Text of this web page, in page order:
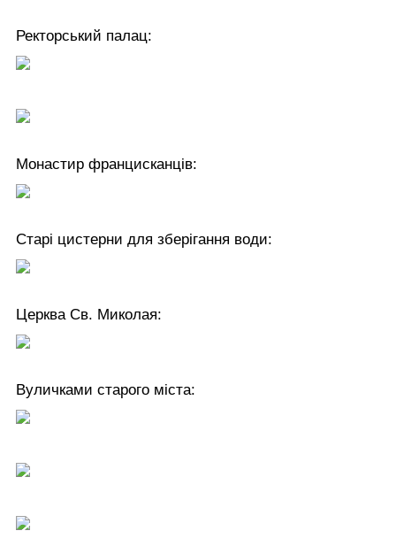
Ректорський палац:
Монастир францисканців:
Старі цистерни для зберігання води:
Церква Св. Миколая:
Вуличками старого міста: